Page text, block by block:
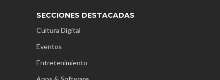
SECCIONES DESTACADAS
Cultura Digital
Eventos
Entretenimiento